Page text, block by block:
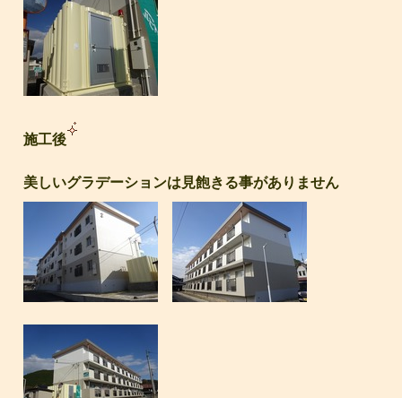
施工後
美しいグラデーションは見飽きる事がありません